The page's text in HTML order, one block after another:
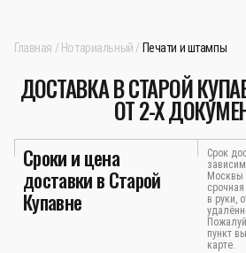
Главная Нотариальный Печати и штампы
ДОСТАВКА В СТАРОЙ
ОТ 2-Х
Сроки и цена
доставки в Старой
Купавне
Срок
Москвы
в руки,
пункт
карте.